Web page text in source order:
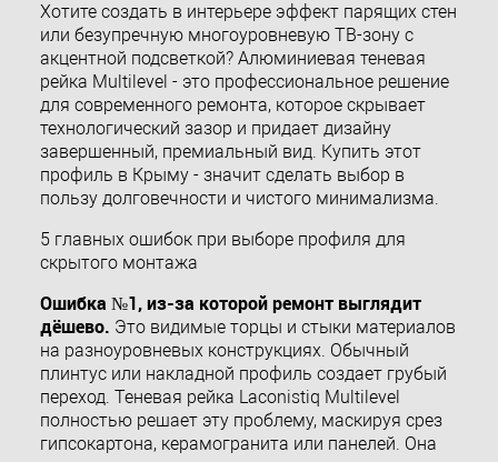
Хотите создать в интерьере эффект парящих стен
или безупречную многоуровневую ТВ-зону с
акцентной подсветкой? Алюминиевая теневая
рейка Multilevel - это профессиональное решение
для современного ремонта, которое скрывает
технологический зазор и придает дизайну
завершенный, премиальный вид. Купить этот
профиль в Крыму - значит сделать выбор в
пользу долговечности и чистого минимализма.
5 главных ошибок при выборе профиля для
скрытого монтажа
Ошибка №1, из-за которой ремонт выглядит
дёшево. Это видимые торцы и стыки материалов
на разноуровневых конструкциях. Обычный
плинтус или накладной профиль создает грубый
переход. Теневая рейка Laconistiq Multilevel
полностью решает эту проблему, маскируя срез
гипсокартона, керамогранита или панелей. Она